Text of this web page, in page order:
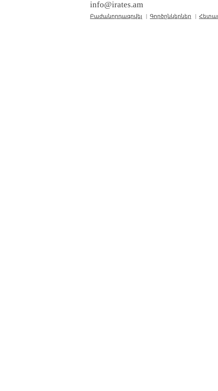
info@irates.am
Բաժանորդագրվել | Գործընկերներ |